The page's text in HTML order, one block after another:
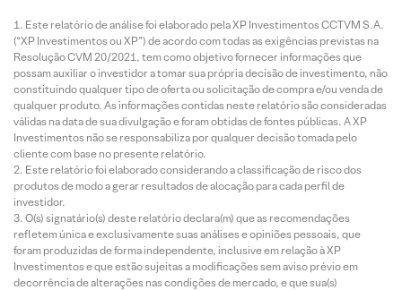
Este relatório de análise foi elaborado pela XP Investimentos CCTVM S.A.
(“XP Investimentos ou XP”) de acordo com todas as exigências previstas na
Resolução CVM 20/2021, tem como objetivo fornecer informações que
possam auxiliar o investidor a tomar sua própria decisão de investimento, não
constituindo qualquer tipo de oferta ou solicitação de compra e/ou venda de
qualquer produto. As informações contidas neste relatório são consideradas
válidas na data de sua divulgação e foram obtidas de fontes públicas. A XP
Investimentos não se responsabiliza por qualquer decisão tomada pelo
cliente com base no presente relatório.
Este relatório foi elaborado considerando a classificação de risco dos
produtos de modo a gerar resultados de alocação para cada perfil de
investidor.
O(s) signatário(s) deste relatório declara(m) que as recomendações
refletem única e exclusivamente suas análises e opiniões pessoais, que
foram produzidas de forma independente, inclusive em relação à XP
Investimentos e que estão sujeitas a modificações sem aviso prévio em
decorrência de alterações nas condições de mercado, e que sua(s)